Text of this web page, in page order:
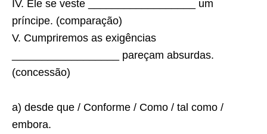
IV. Ele se veste __________________ um
príncipe. (comparação)
V. Cumpriremos as exigências
__________________ pareçam absurdas.
(concessão)
a) desde que / Conforme / Como / tal como /
embora.